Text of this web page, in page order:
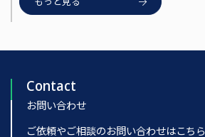
Contact
お問い合わせ
ご依頼やご相談のお問い合わせはこちら